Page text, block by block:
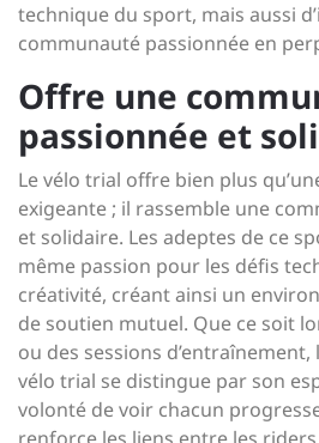
technique du sport, mais aussi
communauté passionnée en
Offre une
passionnée et
Le vélo trial offre bien plus
exigeante ; il rassemble une
et solidaire. Les adeptes de ce
même passion pour les défis
créativité, créant ainsi un
de soutien mutuel. Que ce soit
ou des sessions
vélo trial se distingue par son
volonté de voir chacun